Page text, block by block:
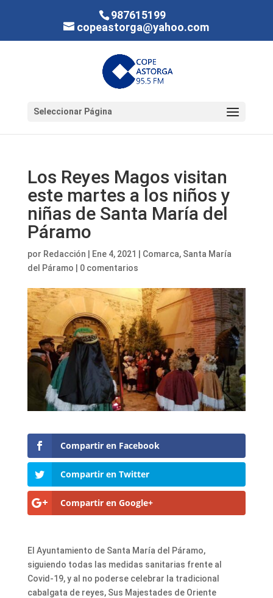
987615199
copeastorga@yahoo.com
Seleccionar Página
Los Reyes Magos visitan
este martes a los niños y
niñas de Santa María del
Páramo
por Redacción Ene 4, 2021 Comarca, Santa María
del Páramo
0 comentarios
Compartir en Facebook
Compartir en Twitter
Compartir en Google+
El Ayuntamiento de Santa María del Páramo,
siguiendo todas las medidas sanitarias frente al
Covid-19, y al no poderse celebrar la tradicional
cabalgata de reyes, Sus Majestades de Oriente